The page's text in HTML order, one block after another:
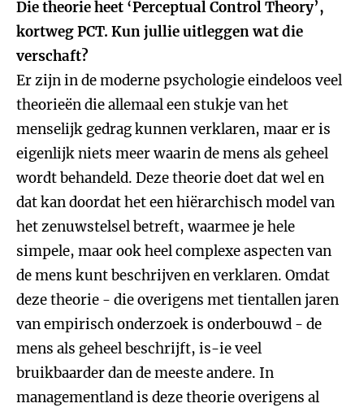
Die theorie heet ‘Perceptual Control Theory’,
kortweg PCT. Kun jullie uitleggen wat die
verschaft?
Er zijn in de moderne psychologie eindeloos veel
theorieën die allemaal een stukje van het
menselijk gedrag kunnen verklaren, maar er is
eigenlijk niets meer waarin de mens als geheel
wordt behandeld. Deze theorie doet dat wel en
dat kan doordat het een hiërarchisch model van
het zenuwstelsel betreft, waarmee je hele
simpele, maar ook heel complexe aspecten van
de mens kunt beschrijven en verklaren. Omdat
deze theorie - die overigens met tientallen jaren
van empirisch onderzoek is onderbouwd - de
mens als geheel beschrijft, is-ie veel
bruikbaarder dan de meeste andere. In
managementland is deze theorie overigens al